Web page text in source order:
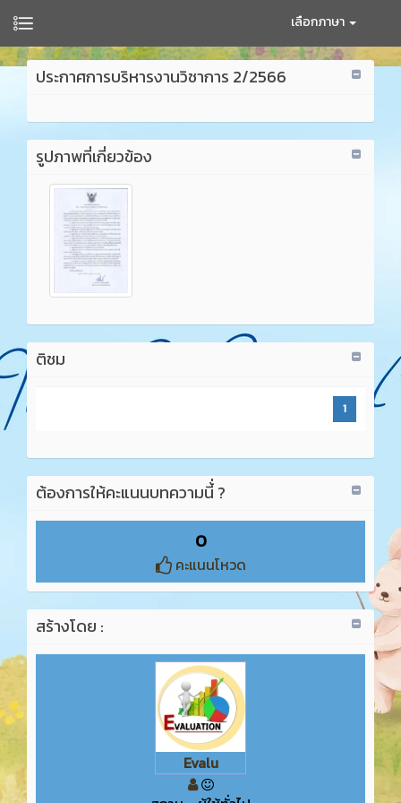
เลือกภาษา
ประกาศการบริหารงานวิชาการ 2/2566
รูปภาพที่เกี่ยวข้อง
ติชม
1
ต้องการให้คะแนนบทความนี้่ ?
0
คะแนนโหวด
สร้างโดย :
Evalu